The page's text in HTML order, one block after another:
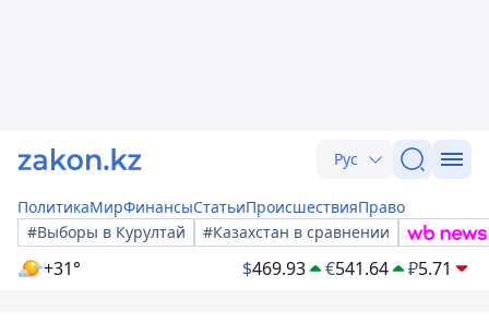
Рус
ПолитикаМирФинансыСтатьиПроисшествияПраво
#Выборы в Курултай
#Казахстан в сравнении
+31° $469.93 €541.64 ₽5.71